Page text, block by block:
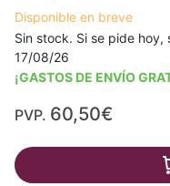
Disponible en breve
Sin stock. Si se pide hoy,
17/08/26
¡GASTOS DE ENVÍO
PVP. 60,50€